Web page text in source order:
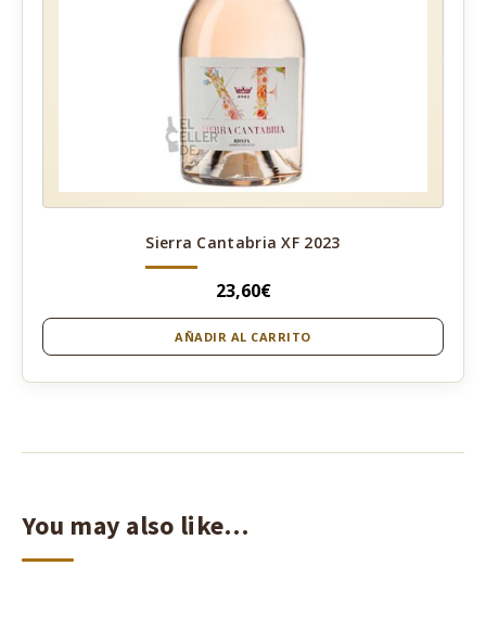
Sierra Cantabria XF 2023
23,60€
AÑADIR AL CARRITO
You may also like…